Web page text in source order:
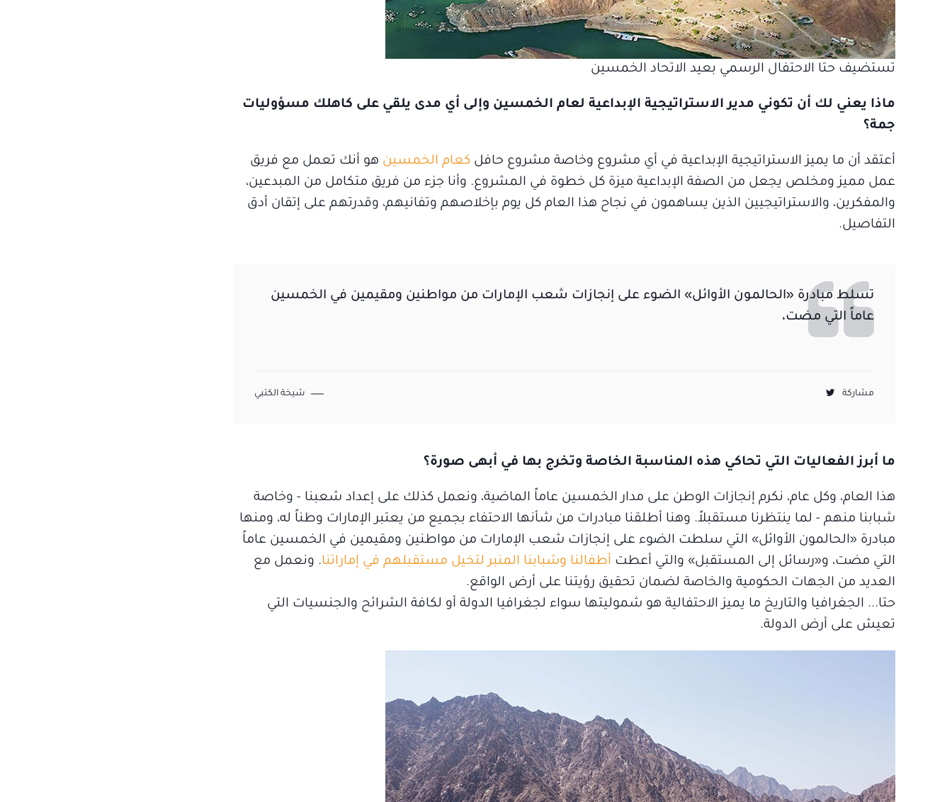
تستضيف حتا الاحتفال الرسمي بعيد الاتحاد الخمسين
ماذا يعني لك أن تكوني مدير الاستراتيجية الإبداعية لعام الخمسين وإلى أي مدى يلقي على كاهلك مسؤوليات
جمة؟
أعتقد أن ما يميز الاستراتيجية الإبداعية في أي مشروع وخاصة مشروع حافل كعام الخمسين هو أنك تعمل مع فريق
عمل مميز ومخلص يجعل من الصفة الإبداعية ميزة كل خطوة في المشروع. وأنا جزء من فريق متكامل من المبدعين،
والمفكرين، والاستراتيجيين الذين يساهمون في نجاح هذا العام كل يوم بإخلاصهم وتفانيهم، وقدرتهم على إتقان أدق
التفاصيل.
تسلط مبادرة «الحالمون الأوائل» الضوء على إنجازات شعب الإمارات من مواطنين ومقيمين في الخمسين
عاماً التي مضت،
مشاركة شيخة الكتبي
ما أبرز الفعاليات التي تحاكي هذه المناسبة الخاصة وتخرج بها في أبهى صورة؟
هذا العام، وكل عام، نكرم إنجازات الوطن على مدار الخمسين عاماً الماضية، ونعمل كذلك على إعداد شعبنا - وخاصة
شبابنا منهم - لما ينتظرنا مستقبلاً. وهنا أطلقنا مبادرات من شأنها الاحتفاء بجميع من يعتبر الإمارات وطناً له، ومنها
مبادرة «الحالمون الأوائل» التي سلطت الضوء على إنجازات شعب الإمارات من مواطنين ومقيمين في الخمسين عاماً
التي مضت، و«رسائل إلى المستقبل» والتي أعطت أطفالنا وشبابنا المنبر لتخيل مستقبلهم في إماراتنا. ونعمل مع
العديد من الجهات الحكومية والخاصة لضمان تحقيق رؤيتنا على أرض الواقع.
حتا... الجغرافيا والتاريخ ما يميز الاحتفالية هو شموليتها سواء لجغرافيا الدولة أو لكافة الشرائح والجنسيات التي
تعيش على أرض الدولة.